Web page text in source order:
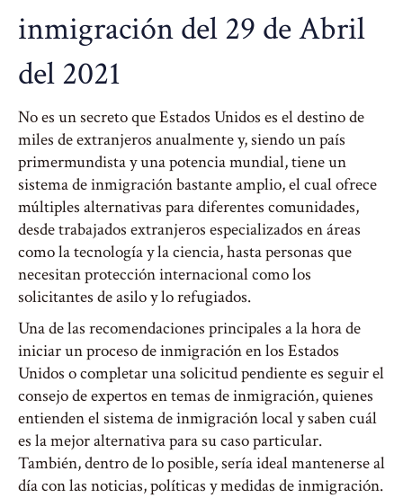
inmigración del 29 de Abril
del 2021
No es un secreto que Estados Unidos es el destino de
miles de extranjeros anualmente y, siendo un país
primermundista y una potencia mundial, tiene un
sistema de inmigración bastante amplio, el cual ofrece
múltiples alternativas para diferentes comunidades,
desde trabajados extranjeros especializados en áreas
como la tecnología y la ciencia, hasta personas que
necesitan protección internacional como los
solicitantes de asilo y lo refugiados.
Una de las recomendaciones principales a la hora de
iniciar un proceso de inmigración en los Estados
Unidos o completar una solicitud pendiente es seguir el
consejo de expertos en temas de inmigración, quienes
entienden el sistema de inmigración local y saben cuál
es la mejor alternativa para su caso particular.
También, dentro de lo posible, sería ideal mantenerse al
día con las noticias, políticas y medidas de inmigración.